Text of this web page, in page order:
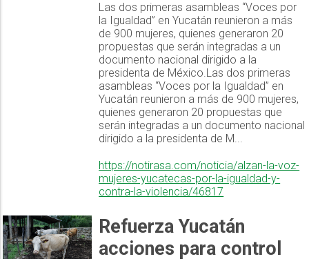
Las dos primeras asambleas “Voces por
la Igualdad” en Yucatán reunieron a más
de 900 mujeres, quienes generaron 20
propuestas que serán integradas a un
documento nacional dirigido a la
presidenta de México.Las dos primeras
asambleas “Voces por la Igualdad” en
Yucatán reunieron a más de 900 mujeres,
quienes generaron 20 propuestas que
serán integradas a un documento nacional
dirigido a la presidenta de M...
https://notirasa.com/noticia/alzan-la-voz-
mujeres-yucatecas-por-la-igualdad-y-
contra-la-violencia/46817
Refuerza Yucatán
acciones para control